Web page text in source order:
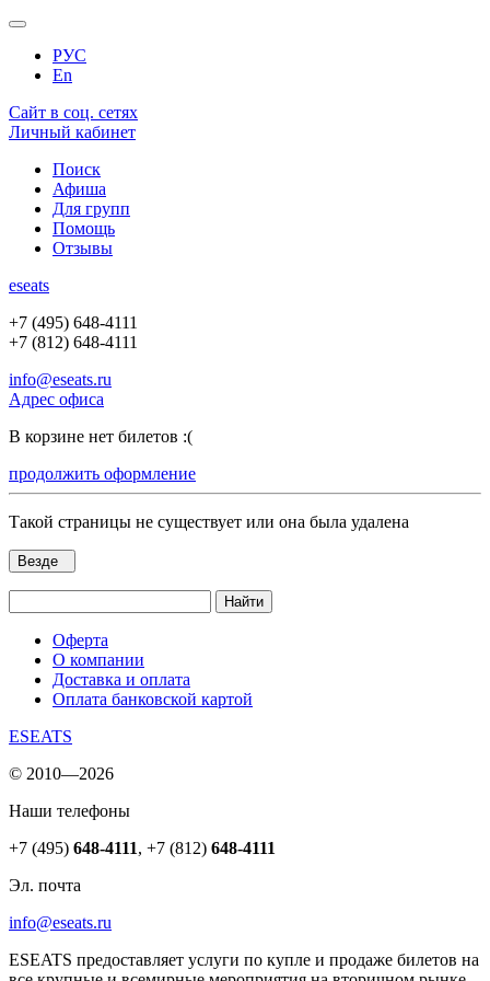
РУС
En
Сайт в соц. сетях
Личный кабинет
Поиск
Афиша
Для групп
Помощь
Отзывы
eseats
+7 (495) 648-4111
+7 (812) 648-4111
info@eseats.ru
Адрес офиса
В корзине нет билетов :(
продолжить оформление
Такой страницы не существует или она была удалена
Везде
Найти
Оферта
О компании
Доставка и оплата
Оплата банковской картой
ESEATS
© 2010—2026
Наши телефоны
+7 (495) 648-4111, +7 (812) 648-4111
Эл. почта
info@eseats.ru
ESEATS предоставляет услуги по купле и продаже билетов на